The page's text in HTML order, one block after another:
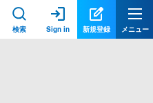
検索 Sign in 新規登録 メニュー